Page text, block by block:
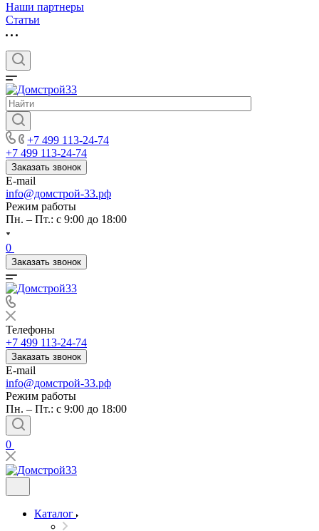
Наши партнеры
Статьи
+7 499 113-24-74
+7 499 113-24-74
Заказать звонок
E-mail
info@домстрой-33.рф
Режим работы
Пн. – Пт.: с 9:00 до 18:00
0
Заказать звонок
Телефоны
+7 499 113-24-74
Заказать звонок
E-mail
info@домстрой-33.рф
Режим работы
Пн. – Пт.: с 9:00 до 18:00
0
Каталог